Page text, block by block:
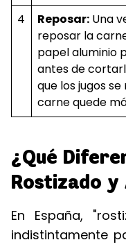
4 Reposar: Una
reposar la
papel aluminio
antes de
que los jugos
carne quede
¿Qué
Rostizado y
En España,
indistintamente